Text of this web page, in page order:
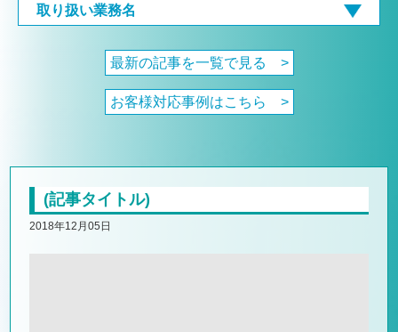
取り扱い業務名
最新の記事を一覧で見る >
お客様対応事例はこちら >
(記事タイトル)
2018年12月05日